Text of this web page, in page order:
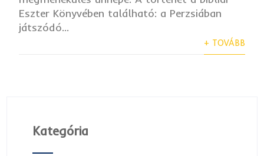
Eszter Könyvében található: a Perzsiában
játszódó...
+ TOVÁBB
Kategória